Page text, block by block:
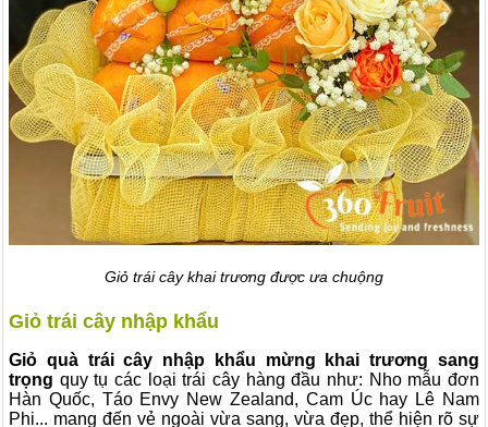
Giỏ trái cây khai trương được ưa chuộng
Giỏ trái cây nhập khẩu
Giỏ quà trái cây nhập khẩu mừng khai trương sang
trọng quy tụ các loại trái cây hàng đầu như: Nho mẫu đơn
Hàn Quốc, Táo Envy New Zealand, Cam Úc hay Lê Nam
Phi... mang đến vẻ ngoài vừa sang, vừa đẹp, thể hiện rõ sự